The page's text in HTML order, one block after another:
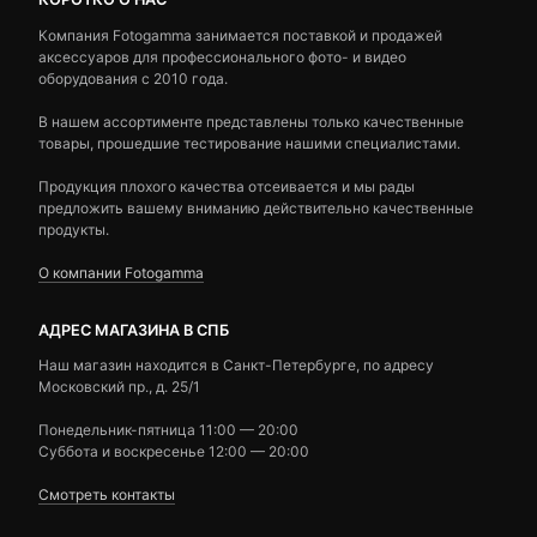
Компания Fotogamma занимается поставкой и продажей
аксессуаров для профессионального фото- и видео
оборудования с 2010 года.
В нашем ассортименте представлены только качественные
товары, прошедшие тестирование нашими специалистами.
Продукция плохого качества отсеивается и мы рады
предложить вашему вниманию действительно качественные
продукты.
О компании Fotogamma
АДРЕС МАГАЗИНА В СПБ
Наш магазин находится в Санкт-Петербурге, по адресу
Московский пр., д. 25/1
Понедельник-пятница 11:00 — 20:00
Суббота и воскресенье 12:00 — 20:00
Смотреть контакты